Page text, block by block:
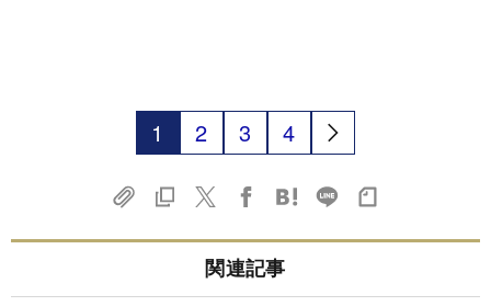
1 2 3 4
関連記事